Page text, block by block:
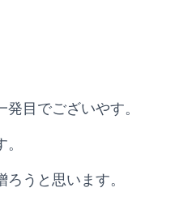
目でございやす。
うと思います。